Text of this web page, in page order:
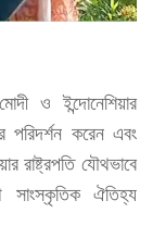
ও ইন্দোনেশিয়ার
পরিদর্শন করেন এবং
রাষ্ট্রপতি যৌথভাবে
সাংস্কৃতিক ঐতিহ্য